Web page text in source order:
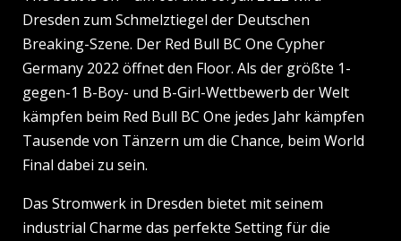
Dresden zum Schmelztiegel der Deutschen
Breaking-Szene. Der Red Bull BC One Cypher
Germany 2022 öffnet den Floor. Als der größte 1-
gegen-1 B-Boy- und B-Girl-Wettbewerb der Welt
kämpfen beim Red Bull BC One jedes Jahr kämpfen
Tausende von Tänzern um die Chance, beim World
Final dabei zu sein.
Das Stromwerk in Dresden bietet mit seinem
industrial Charme das perfekte Setting für die